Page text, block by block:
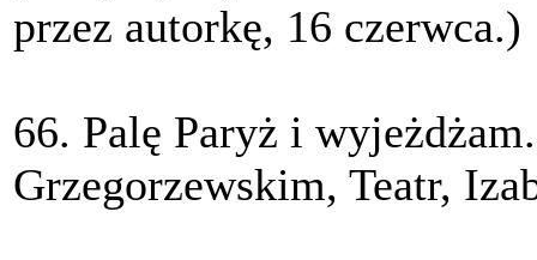
przez autorkę, 16 czerwca.)
66. Palę Paryż i
Grzegorzewskim, Teatr,